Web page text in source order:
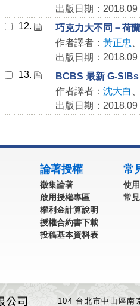
出版日期：2018.09
12.
巧克力大不同－荷
作者譯者： 黃正忠
出版日期：2018.09
13.
BCBS 最新 G-
作者譯者： 沈大白
出版日期：2018.09
論著授權
徵集論著
啟用授權專區
權利金計算說明
授權合約書下載
投稿基本資料表
常
使
常
104 台北市中山區